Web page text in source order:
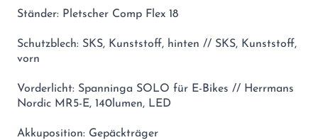
Ständer: Pletscher Comp Flex 18
Schutzblech: SKS, Kunststoff, hinten // SKS, Kunststoff,
vorn
Vorderlicht: Spanninga SOLO für E-Bikes // Herrmans
Nordic MR5-E, 140lumen, LED
Akkuposition: Gepäckträger